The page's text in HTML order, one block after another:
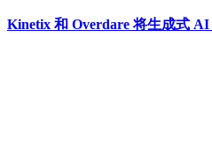
Kinetix 和 Overdare 将生成式